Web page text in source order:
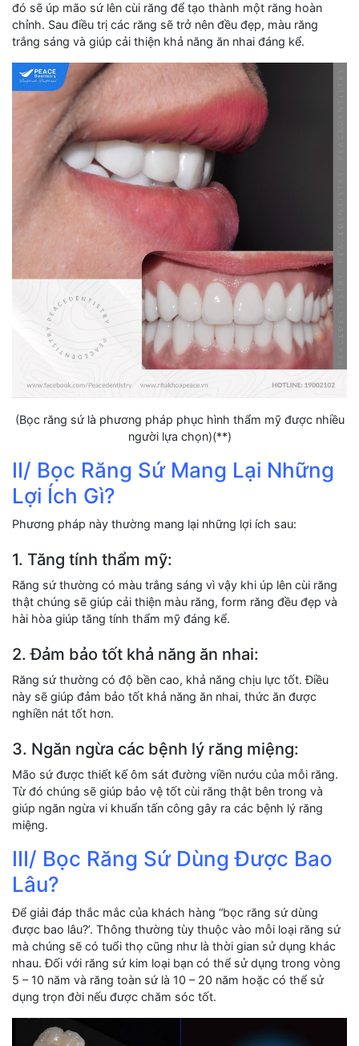
đó sẽ úp mão sứ lên cùi răng để tạo thành một răng hoàn
chỉnh. Sau điều trị các răng sẽ trở nên đều đẹp, màu răng
trắng sáng và giúp cải thiện khả năng ăn nhai đáng kể.
(Bọc răng sứ là phương pháp phục hình thẩm mỹ được nhiều
người lựa chọn)(**)
II/ Bọc Răng Sứ Mang Lại Những
Lợi Ích Gì?
Phương pháp này thường mang lại những lợi ích sau:
1. Tăng tính thẩm mỹ:
Răng sứ thường có màu trắng sáng vì vậy khi úp lên cùi răng
thật chúng sẽ giúp cải thiện màu răng, form răng đều đẹp và
hài hòa giúp tăng tính thẩm mỹ đáng kể.
2. Đảm bảo tốt khả năng ăn nhai:
Răng sứ thường có độ bền cao, khả năng chịu lực tốt. Điều
này sẽ giúp đảm bảo tốt khả năng ăn nhai, thức ăn được
nghiền nát tốt hơn.
3. Ngăn ngừa các bệnh lý răng miệng:
Mão sứ được thiết kế ôm sát đường viền nướu của mỗi răng.
Từ đó chúng sẽ giúp bảo vệ tốt cùi răng thật bên trong và
giúp ngăn ngừa vi khuẩn tấn công gây ra các bệnh lý răng
miệng.
III/ Bọc Răng Sứ Dùng Được Bao
Lâu?
Để giải đáp thắc mắc của khách hàng “bọc răng sứ dùng
được bao lâu?’. Thông thường tùy thuộc vào mỗi loại răng sứ
mà chúng sẽ có tuổi thọ cũng như là thời gian sử dụng khác
nhau. Đối với răng sứ kim loại bạn có thể sử dụng trong vòng
5 – 10 năm và răng toàn sứ là 10 – 20 năm hoặc có thể sử
dụng trọn đời nếu được chăm sóc tốt.